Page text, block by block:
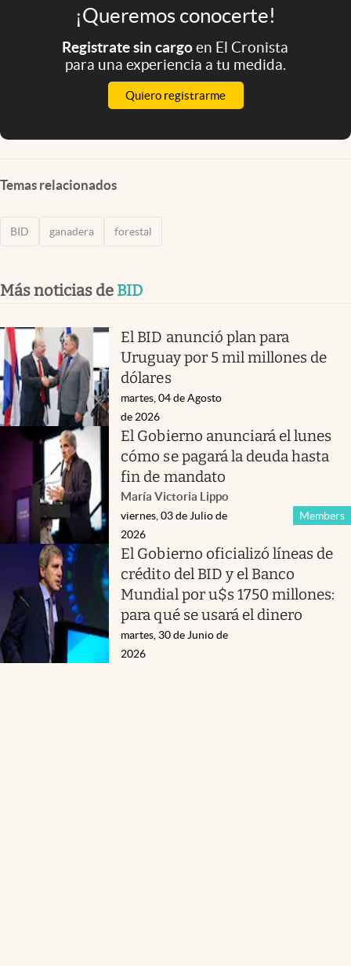
¡Queremos conocerte!
Registrate sin cargoen El Cronista
para una experiencia a tu medida.
Quiero registrarme
Temas relacionados
BID ganadera forestal
Más noticias de BID
El BID anunció plan para
Uruguay por 5 mil millones de
dólares
martes, 04 de Agosto
de 2026
El Gobierno anunciará el lunes
cómo se pagará la deuda hasta
fin de mandato
María Victoria Lippo
Members
viernes, 03 de Julio de
2026
El Gobierno oficializó líneas de
crédito del BID y el Banco
Mundial por u$s 1750 millones:
para qué se usará el dinero
martes, 30 de Junio de
2026